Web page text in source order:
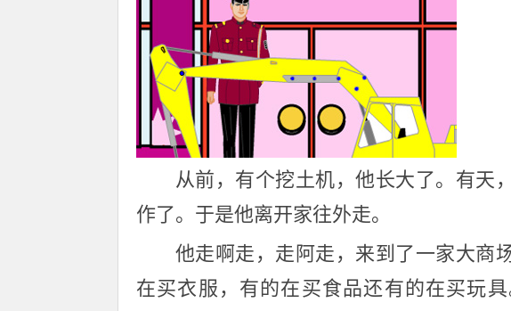
从前，有个挖土机，他长大了。有天
作了。于是他离开家往外走。
他走啊走，走阿走，来到了一家大商
在买衣服，有的在买食品还有的在买玩